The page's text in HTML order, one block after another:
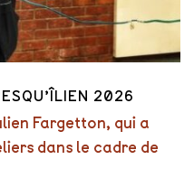
2026
Fargetton, qui a
dans le cadre de